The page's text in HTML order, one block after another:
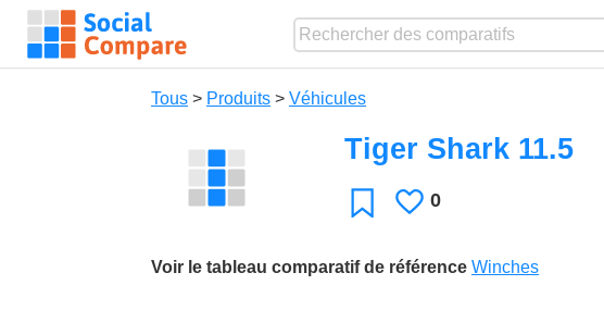
Tous > Produits > Véhicules
Tiger Shark 11.5
Favori J'aime
0
Voir le tableau comparatif de référence Winches